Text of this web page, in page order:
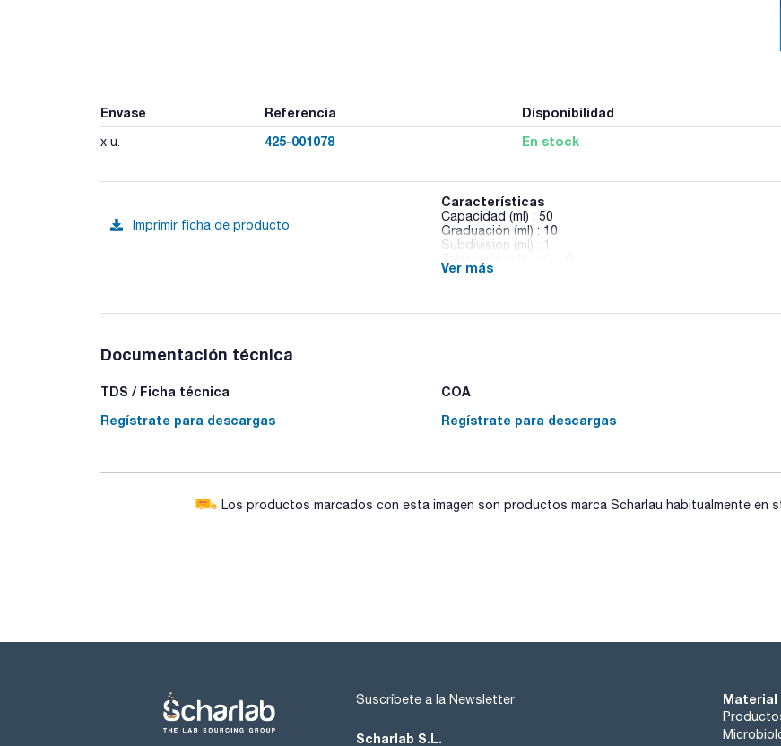
Envase Referencia Disponibilidad
x u. 425-001078 En stock
Imprimir ficha de producto
Características
Capacidad (ml) : 50
Graduación (ml) : 10
Subdivisión (ml) : 1
Diámetro (mm) : 25,5
Pack (u.) : 1
menisco. Excelente resistencia química.
Apto para productos alimenticios.
Ver más
Documentación técnica
TDS / Ficha técnica
Regístrate para descargas
COA
Regístrate para descargas
Los productos marcados con esta imagen son productos marca Scharlau habitualmente en
Suscríbete a la Newsletter
Scharlab S.L.